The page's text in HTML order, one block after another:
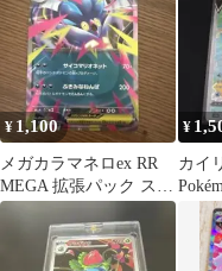
¥ 1,100
メガカラマネロex RR
MEGA 拡張パック スト
ームエメラルダ キラ
¥
カイ